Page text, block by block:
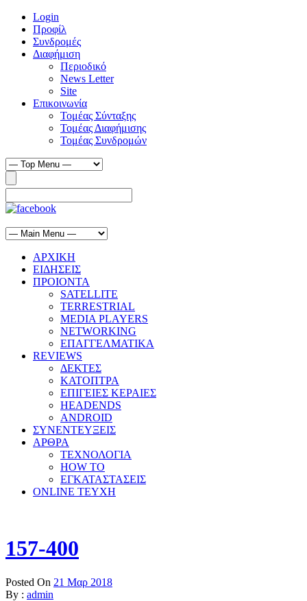
Login
Προφίλ
Συνδρομές
Διαφήμιση
Περιοδικό
News Letter
Site
Επικοινωνία
Τομέας Σύνταξης
Τομέας Διαφήμισης
Τομέας Συνδρομών
ΑΡΧΙΚΗ
ΕΙΔΗΣΕΙΣ
ΠΡΟΙΟΝΤΑ
SATELLITE
TERRESTRIAL
MEDIA PLAYERS
NETWORKING
ΕΠΑΓΓΕΛΜΑΤΙΚΑ
REVIEWS
ΔΕΚΤΕΣ
ΚΑΤΟΠΤΡΑ
ΕΠΙΓΕΙΕΣ ΚΕΡΑΙΕΣ
HEADENDS
ANDROID
ΣΥΝΕΝΤΕΥΞΕΙΣ
ΑΡΘΡΑ
ΤΕΧΝΟΛΟΓΙΑ
HOW TO
ΕΓΚΑΤΑΣΤΑΣΕΙΣ
ONLINE TEYXH
157-400
Posted On 21 Μαρ 2018
By : admin